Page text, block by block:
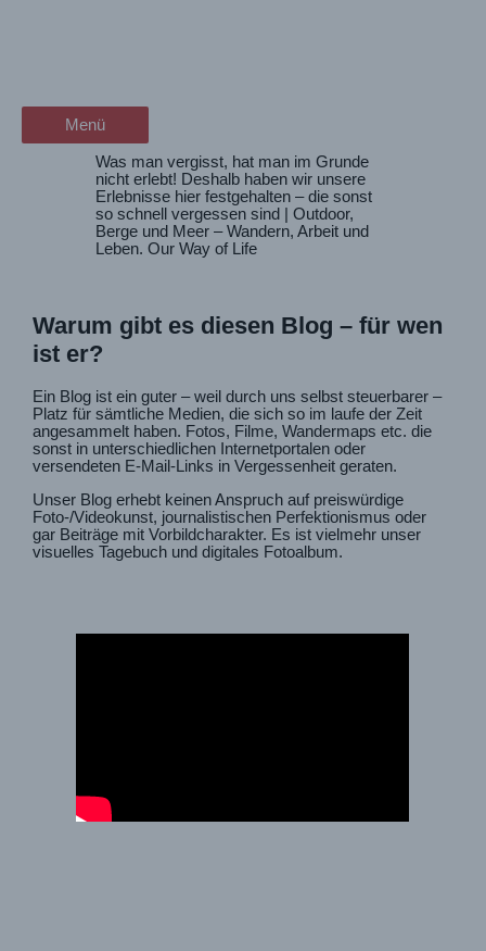
Menü
Menü
Was man vergisst, hat man im Grunde
nicht erlebt! Deshalb haben wir unsere
Erlebnisse hier festgehalten – die sonst
so schnell vergessen sind | Outdoor,
Berge und Meer – Wandern, Arbeit und
Leben. Our Way of Life
Warum gibt es diesen Blog – für wen
ist er?
Ein Blog ist ein guter – weil durch uns selbst steuerbarer –
Platz für sämtliche Medien, die sich so im laufe der Zeit
angesammelt haben. Fotos, Filme, Wandermaps etc. die
sonst in unterschiedlichen Internetportalen oder
versendeten E-Mail-Links in Vergessenheit geraten.
Unser Blog erhebt keinen Anspruch auf preiswürdige
Foto-/Videokunst, journalistischen Perfektionismus oder
gar Beiträge mit Vorbildcharakter. Es ist vielmehr unser
visuelles Tagebuch und digitales Fotoalbum.